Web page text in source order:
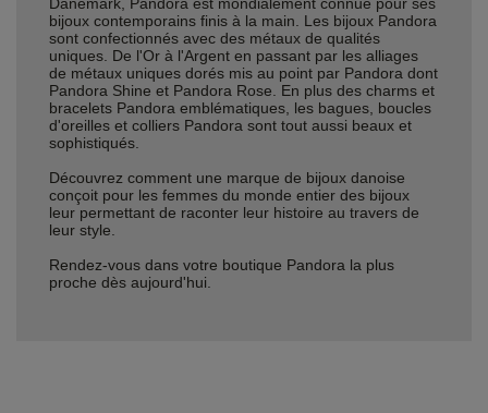
bijoux contemporains finis à la main. Les bijoux Pandora
sont confectionnés avec des métaux de qualités
uniques. De l'Or à l'Argent en passant par les alliages
de métaux uniques dorés mis au point par Pandora dont
Pandora Shine et Pandora Rose. En plus des charms et
bracelets Pandora emblématiques, les bagues, boucles
d'oreilles et colliers Pandora sont tout aussi beaux et
sophistiqués.
Découvrez comment une marque de bijoux danoise
conçoit pour les femmes du monde entier des bijoux
leur permettant de raconter leur histoire au travers de
leur style.
Rendez-vous dans votre boutique Pandora la plus
proche dès aujourd'hui.